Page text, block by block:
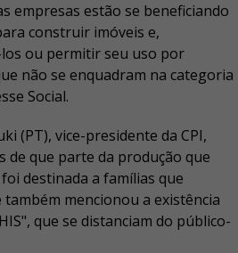
empresas estão se beneficiando
construir imóveis e,
ou permitir seu uso por
não se enquadram na categoria
Social.
(PT), vice-presidente da CPI,
de que parte da produção que
destinada a famílias que
também mencionou a existência
que se distanciam do público-